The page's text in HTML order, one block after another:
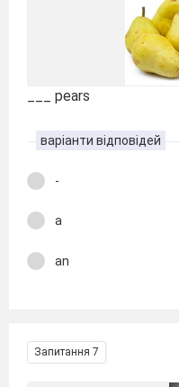
___ pears
варіанти відповідей
-
a
an
Запитання 7